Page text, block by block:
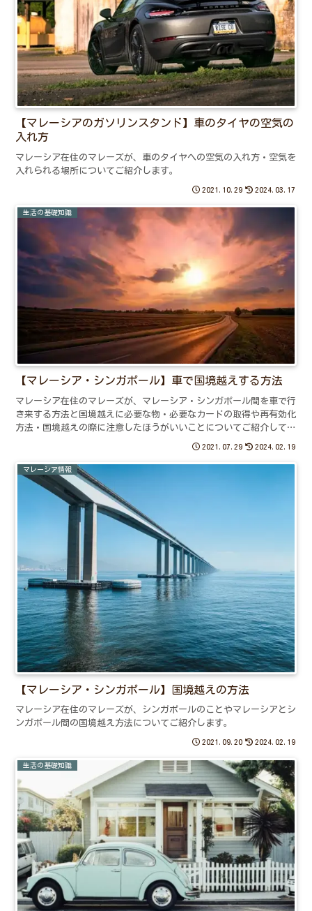
【マレーシアのガソリンスタンド】車のタイヤの空気の
入れ方
マレーシア在住のマレーズが、車のタイヤへの空気の入れ方・空気を
入れられる場所についてご紹介します。
2021.10.29 2024.03.17
生活の基礎知識
【マレーシア・シンガポール】車で国境越えする方法
マレーシア在住のマレーズが、マレーシア・シンガポール間を車で行
き来する方法と国境越えに必要な物・必要なカードの取得や再有効化
方法・国境越えの際に注意したほうがいいことについてご紹介してい
2021.07.29 2024.02.19
マレーシア情報
【マレーシア・シンガポール】国境越えの方法
マレーシア在住のマレーズが、シンガポールのことやマレーシアとシ
ンガポール間の国境越え方法についてご紹介します。
2021.09.20 2024.02.19
生活の基礎知識